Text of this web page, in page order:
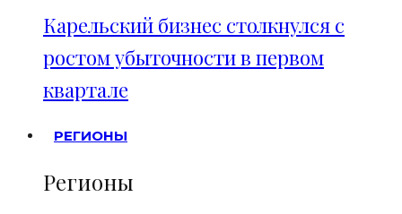
Карельский бизнес столкнулся с
ростом убыточности в первом
квартале
РЕГИОНЫ
Регионы